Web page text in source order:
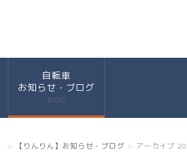
自転車
お知らせ・ブログ
BLOG
【りんりん】お知らせ・ブログ アーカイブ